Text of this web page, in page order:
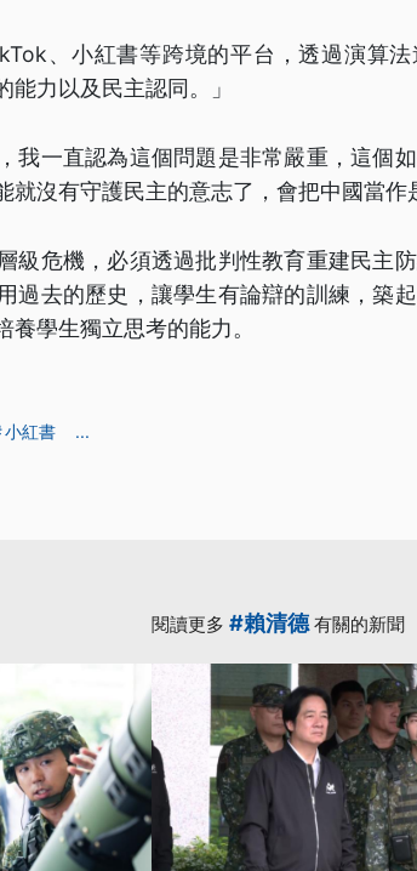
、小紅書等跨境的平台，透過演算
力以及民主認同。」
我一直認為這個問題是非常嚴重，這個
就沒有守護民主的意志了，會把中國當作
級危機，必須透過批判性教育重建民主
過去的歷史，讓學生有論辯的訓練，築
學生獨立思考的能力。
小紅書 ...
閱讀更多 #賴清德有關的新聞